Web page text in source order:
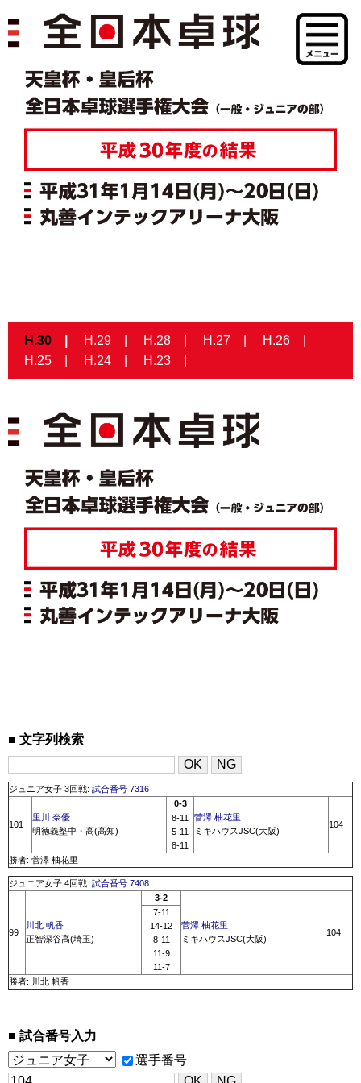
H.30 H.29 H.28 H.27
H.26
H.25
H.24 H.23
文字列検索
ジュニア女子 3回戦: 試合番号 7316
101
里川 奈優
明徳義塾中・高(高知)
0-3
菅澤 柚花里
ミキハウスJSC(大阪)
104
8-11
5-11
8-11
勝者: 菅澤 柚花里
ジュニア女子 4回戦: 試合番号 7408
99
川北 帆香
正智深谷高(埼玉)
3-2
菅澤 柚花里
ミキハウスJSC(大阪)
104
7-11
14-12
8-11
11-9
11-7
勝者: 川北 帆香
試合番号入力
選手番号